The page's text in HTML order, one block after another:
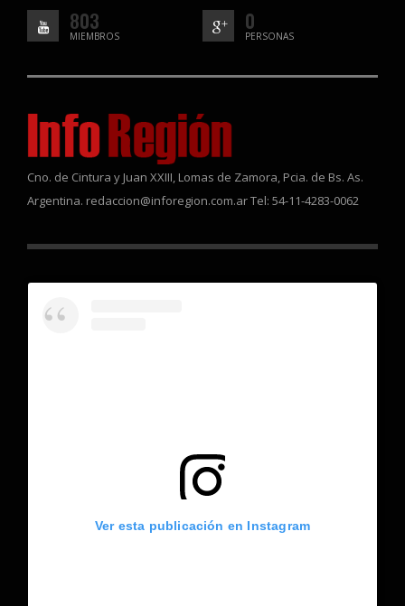
803
MIEMBROS
0
PERSONAS
Cno. de Cintura y Juan XXIII, Lomas de Zamora, Pcia. de Bs. As.
Argentina. redaccion@inforegion.com.ar Tel: 54-11-4283-0062
Ver esta publicación en Instagram